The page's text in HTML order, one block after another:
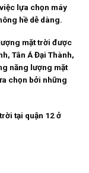
lựa chọn máy
hề dễ dàng.
mặt trời được
Tân Á Đại Thành,
năng lượng mặt
chọn bởi những
tại quận 12 ở